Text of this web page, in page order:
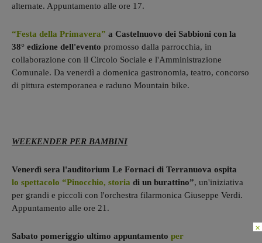
alternate. Appuntamento alle ore 17.
“Festa della Primavera” a Castelnuovo dei Sabbioni con la
38° edizione dell'evento promosso dalla parrocchia, in
collaborazione con il Circolo Sociale e l'Amministrazione
Comunale. Da venerdì a domenica gastronomia, teatro, concorso
di pittura estemporanea e raduno Mountain bike.
WEEKENDER PER BAMBINI
Venerdì sera l'auditorium Le Fornaci di Terranuova ospita
lo spettacolo “Pinocchio, storia di un burattino”, un'iniziativa
per grandi e piccoli con l'orchestra filarmonica Giuseppe Verdi.
Appuntamento alle ore 21.
Sabato pomeriggio ultimo appuntamento per
×